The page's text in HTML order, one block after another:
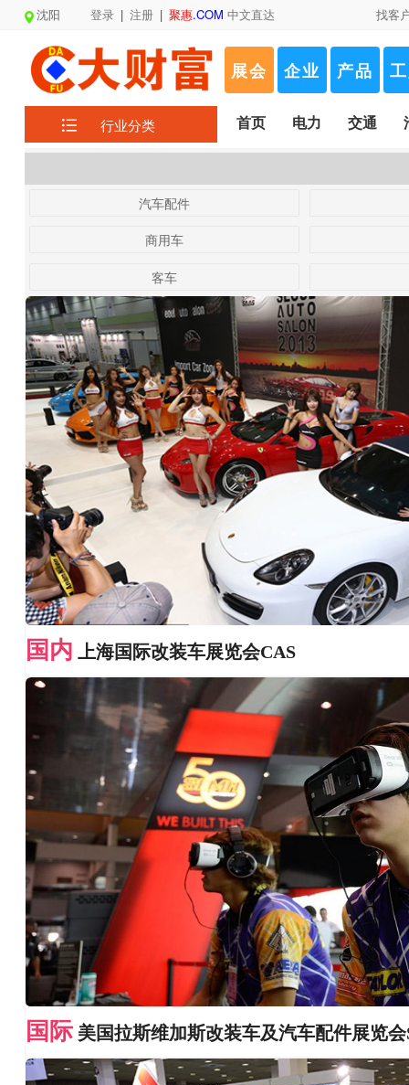
沈阳 登录 | 注册 | 聚惠.COM 中文直达 找客
展会 企业 产品
行业分类 首页 电力 交通
汽车配件
商用车
客车
国内 上海国际改装车展览会CAS
国际 美国拉斯维加斯改装车及汽车配件展览会